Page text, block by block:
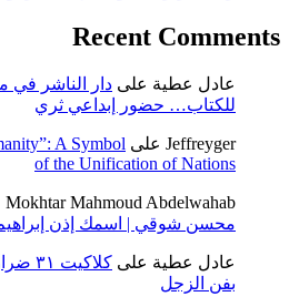
Recent Comments
عادل عطية على دار الناشر في
للكتاب… حضور إبداعي ثري
Jeffreyger على A Symbol
of the Unification of Nations
Mokhtar Mahmoud Abdelwahab
محسن شوقي | اسمك إذن
عادل عطية على
بفن الزجل